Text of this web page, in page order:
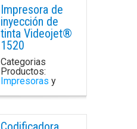
Impresora de
inyección de
tinta Videojet®
1520
Categorias
Productos:
Impresoras y